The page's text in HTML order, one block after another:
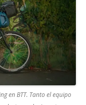
en BTT. Tanto el equipo